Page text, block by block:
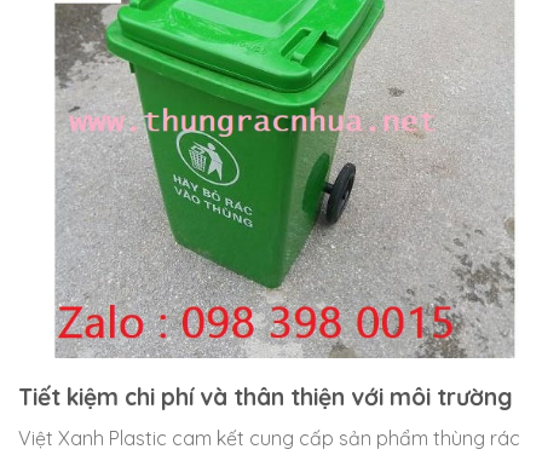
Tiết kiệm chi phí và thân thiện với môi trường
Việt Xanh Plastic cam kết cung cấp sản phẩm thùng rác